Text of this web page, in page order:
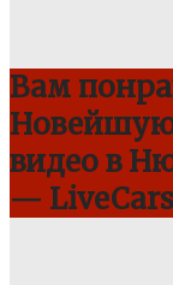
Вам
Новейшую
видео в
—